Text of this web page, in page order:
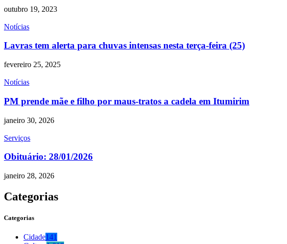
outubro 19, 2023
Notícias
Lavras tem alerta para chuvas intensas nesta terça-feira (25)
fevereiro 25, 2025
Notícias
PM prende mãe e filho por maus-tratos a cadela em Itumirim
janeiro 30, 2026
Serviços
Obituário: 28/01/2026
janeiro 28, 2026
Categorias
Categorias
Cidade141